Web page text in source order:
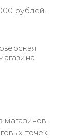
рублей.
магазинов,
точек,